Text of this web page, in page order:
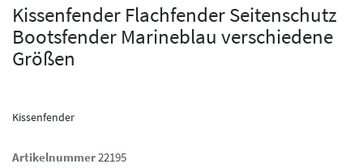
Kissenfender Flachfender Seitenschutz
Bootsfender Marineblau verschiedene
Größen
Kissenfender
Artikelnummer22195